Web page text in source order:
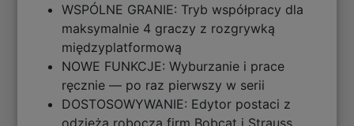
WSPÓLNE GRANIE: Tryb współpracy dla
maksymalnie 4 graczy z rozgrywką
międzyplatformową
NOWE FUNKCJE: Wyburzanie i prace
ręcznie — po raz pierwszy w serii
DOSTOSOWYWANIE: Edytor postaci z